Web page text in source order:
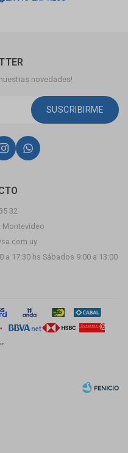
32
Montevideo
a 17:30 hs Sábados 9:00 a 13:00
novedades!
SUSCRIBIRME
